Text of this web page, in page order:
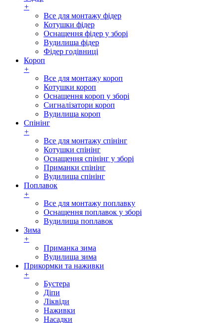
+
Все для монтажу фідер
Котушки фідер
Оснащення фідер у зборі
Вудилища фідер
Фідер годівниці
Короп
+
Все для монтажу короп
Котушки короп
Оснащення короп у зборі
Сигналізатори короп
Вудилища короп
Спінінг
+
Все для монтажу спінінг
Котушки спінінг
Оснащення спінінг у зборі
Приманки спінінг
Вудилища спінінг
Поплавок
+
Все для монтажу поплавку
Оснащення поплавок у зборі
Вудилища поплавок
Зима
+
Приманка зима
Вудилища зима
Прикормки та наживки
+
Бустера
Діпи
Ліквіди
Наживки
Насадки